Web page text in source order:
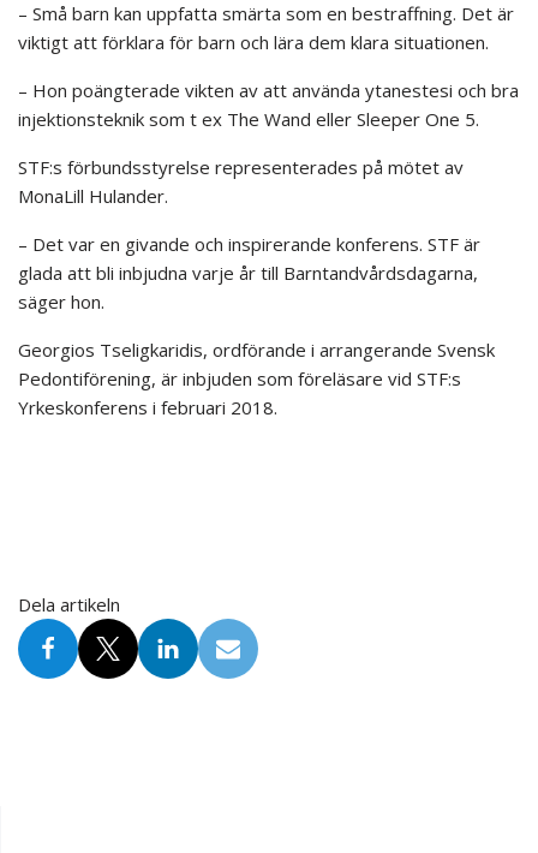
– Små barn kan uppfatta smärta som en bestraffning. Det är
viktigt att förklara för barn och lära dem klara situationen.
– Hon poängterade vikten av att använda ytanestesi och bra
injektionsteknik som t ex The Wand eller Sleeper One 5.
STF:s förbundsstyrelse representerades på mötet av
MonaLill Hulander.
– Det var en givande och inspirerande konferens. STF är
glada att bli inbjudna varje år till Barntandvårdsdagarna,
säger hon.
Georgios Tseligkaridis, ordförande i arrangerande Svensk
Pedontiförening, är inbjuden som föreläsare vid STF:s
Yrkeskonferens i februari 2018.
Dela artikeln